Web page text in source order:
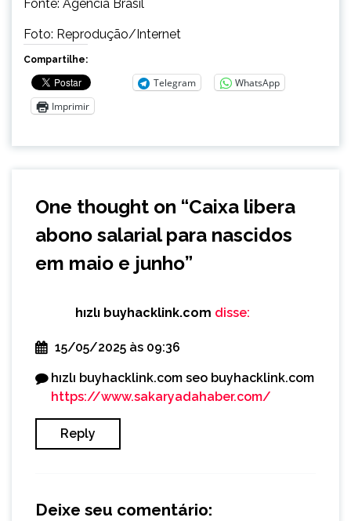
Fonte: Agência Brasil
Foto: Reprodução/Internet
Compartilhe:
Telegram
WhatsApp
Imprimir
One thought on “Caixa libera
abono salarial para nascidos
em maio e junho”
hızlı buyhacklink.com disse:
15/05/2025 às 09:36
hızlı buyhacklink.com seo buyhacklink.com
https://www.sakaryadahaber.com/
Reply
Deixe seu comentário: